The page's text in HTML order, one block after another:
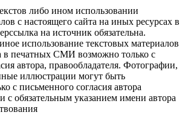
либо ином использовании
с настоящего сайта на иных ресурсах в
на источник обязательна.
использование текстовых материалов
в печатных СМИ возможно только с
автора, правообладателя. Фотографии,
иллюстрации могут быть
с письменного согласия автора
с обязательным указанием имени автора